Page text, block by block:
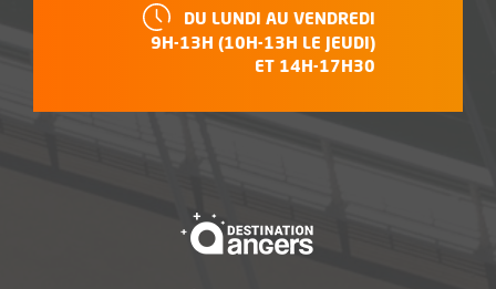
HORAIRES :
DU LUNDI AU VENDREDI
9H-13H (10H-13H LE JEUDI)
ET 14H-17H30